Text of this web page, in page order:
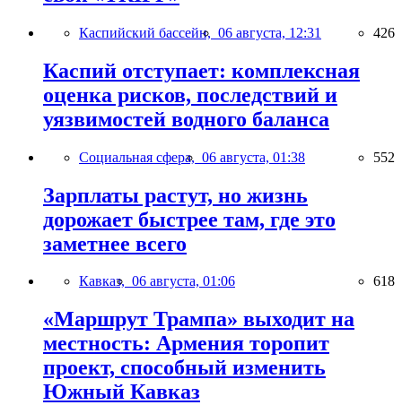
Каспийский бассейн, 06 августа, 12:31 426
Каспий отступает: комплексная
оценка рисков, последствий и
уязвимостей водного баланса
Социальная сфера, 06 августа, 01:38 552
Зарплаты растут, но жизнь
дорожает быстрее там, где это
заметнее всего
Кавказ, 06 августа, 01:06 618
«Маршрут Трампа» выходит на
местность: Армения торопит
проект, способный изменить
Южный Кавказ